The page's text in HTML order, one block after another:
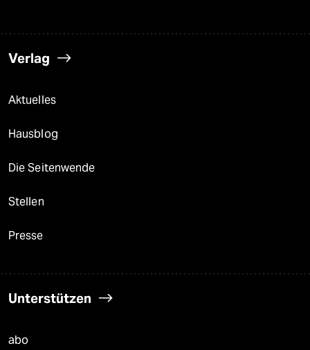
Verlag
Aktuelles
Hausblog
Die Seitenwende
Stellen
Presse
Unterstützen
abo